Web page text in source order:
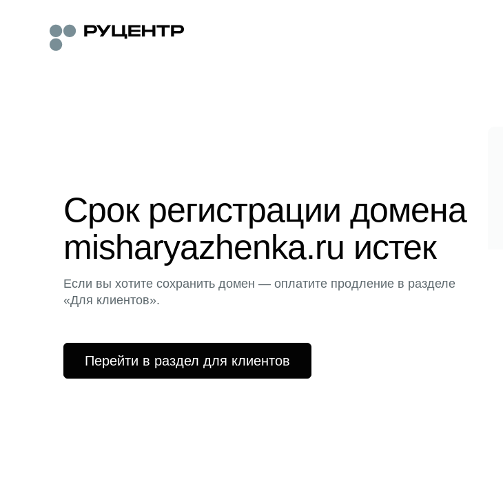
Срок регистрации домена
misharyazhenka.ru истек
Если вы хотите сохранить домен — оплатите продление в разделе
«Для клиентов».
Перейти в раздел для клиентов